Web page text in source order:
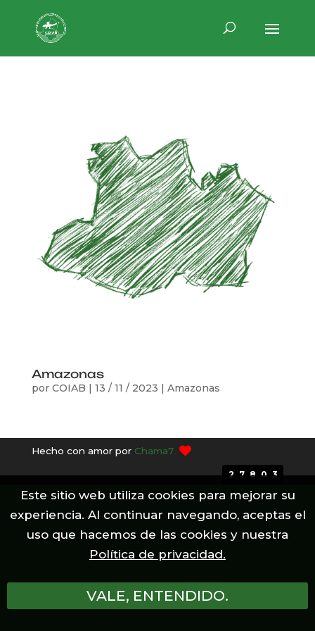
Amazonas
por COIAB 13 / 11 / 2023 Amazonas
Hecho con amor por Chama7
27803
Este sitio web utiliza cookies para mejorar su
experiencia. Al continuar navegando, aceptas el
uso que hacemos de las cookies y nuestra
Política de privacidad.
VALE, ENTENDIDO.